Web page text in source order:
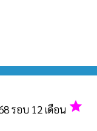
รอบ 12 เดือน grade